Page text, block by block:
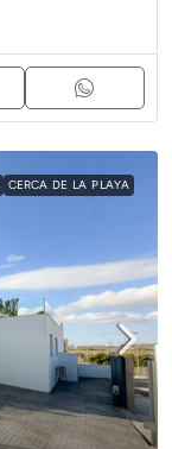
CERCA DE LA PLAYA